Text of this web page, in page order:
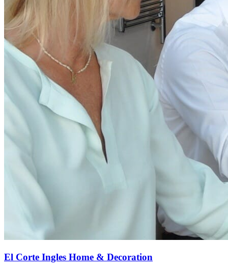
El Corte Ingles Home & Decoration